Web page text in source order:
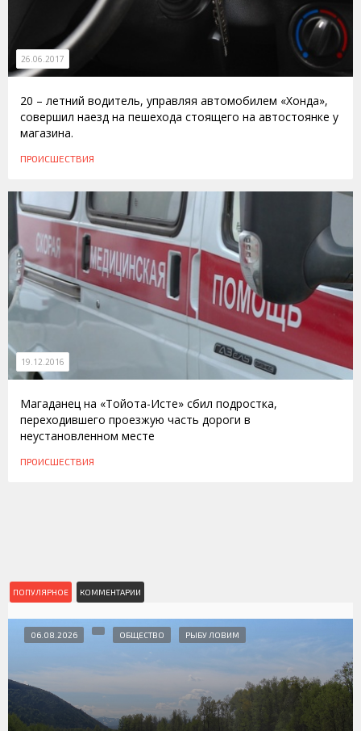
26.06.2017
20 – летний водитель, управляя автомобилем «Хонда»,
совершил наезд на пешехода стоящего на автостоянке у
магазина.
ПРОИСШЕСТВИЯ
19.12.2016
Магаданец на «Тойота-Исте» сбил подростка,
переходившего проезжую часть дороги в
неустановленном месте
ПРОИСШЕСТВИЯ
ПОПУЛЯРНОЕ КОММЕНТАРИИ
06.08.2026 ОБЩЕСТВО РЫБУ ЛОВИМ